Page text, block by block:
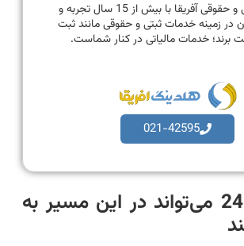
هلدینگ ثبتی و حقوقی آفریقا با بیش از 15 سال تجربه و
در زمینه خدمات ثبتی و حقوقی مانند ثبت
برند؛ خدمات مالیاتی در کنار شماست.
021-42595
چطور ثبت 24 می‌تواند در این مسیر به